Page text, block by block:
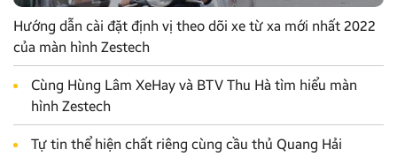
Hướng dẫn cài đặt định vị theo dõi xe từ xa mới nhất 2022
của màn hình Zestech
Cùng Hùng Lâm XeHay và BTV Thu Hà tìm hiểu màn
hình Zestech
Tự tin thể hiện chất riêng cùng cầu thủ Quang Hải